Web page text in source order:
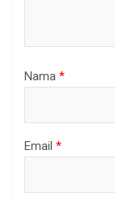
Nama *
Email *